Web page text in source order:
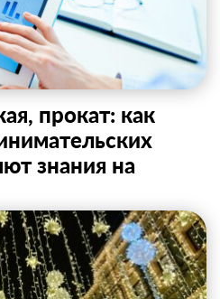
прокат: как
знания на